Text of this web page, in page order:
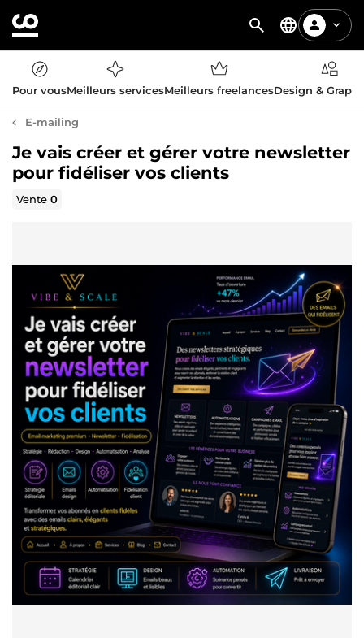
Pour vousMeilleurs servicesMeilleurs freelancesDesign &
E-mailing
Je vais créer et gérer votre newsletter
pour fidéliser vos clients
Vente0